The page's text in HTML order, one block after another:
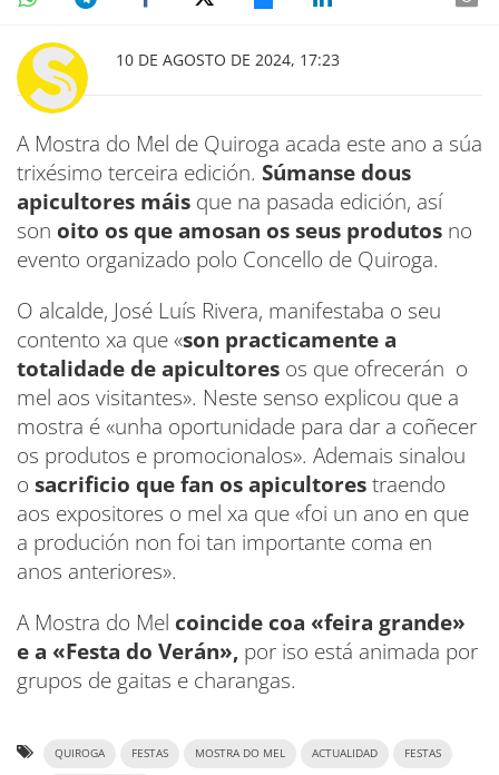
10 DE AGOSTO DE 2024, 17:23
A Mostra do Mel de Quiroga acada este ano a súa
trixésimo terceira edición. Súmanse dous
apicultores máis que na pasada edición, así
son oito os que amosan os seus produtos no
evento organizado polo Concello de Quiroga.
O alcalde, José Luís Rivera, manifestaba o seu
contento xa que «son practicamente a
totalidade de apicultores os que ofrecerán o
mel aos visitantes». Neste senso explicou que a
mostra é «unha oportunidade para dar a coñecer
os produtos e promocionalos». Ademais sinalou
o sacrificio que fan os apicultorestraendo
aos expositores o mel xa que «foi un ano en que
a produción non foi tan importante coma en
anos anteriores».
A Mostra do Mel coincide coa «feira grande»
e a «Festa do Verán», por iso está animada por
grupos de gaitas e charangas.
QUIROGA FESTAS MOSTRA DO MEL ACTUALIDAD FESTAS